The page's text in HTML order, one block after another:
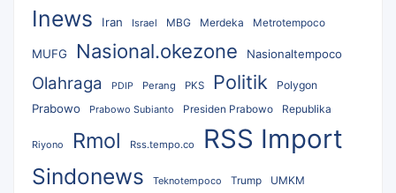
Inews Iran Israel MBG Merdeka Metrotempoco
MUFG Nasional.okezone Nasionaltempoco
Olahraga PDIP Perang PKS Politik Polygon
Prabowo Prabowo Subianto Presiden Prabowo Republika
Riyono Rmol Rss.tempo.co RSS Import
Sindonews Teknotempoco Trump UMKM